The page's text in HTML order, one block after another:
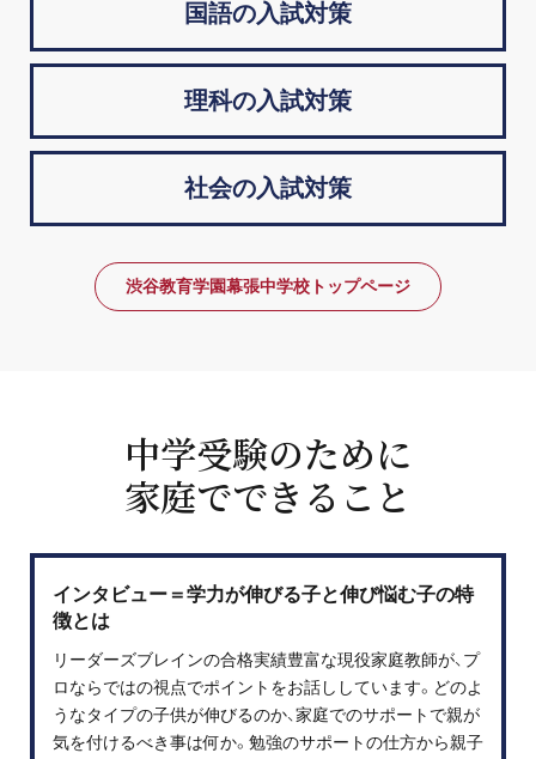
国語の入試対策
理科の入試対策
社会の入試対策
渋谷教育学園幕張中学校トップページ
中学受験のために
家庭でできること
インタビュー＝学力が伸びる子と伸び悩む子の特
徴とは
リーダーズブレインの合格実績豊富な現役家庭教師が、プ
ロならではの視点でポイントをお話ししています。どのよ
うなタイプの子供が伸びるのか、家庭でのサポートで親が
気を付けるべき事は何か。勉強のサポートの仕方から親子